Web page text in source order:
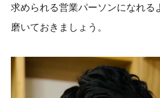
求められる営業パーソンになれる
磨いておきましょう。